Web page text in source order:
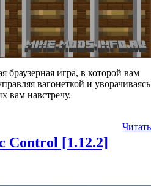
браузерная игра, в которой вам
вагонеткой и уворачиваясь
вам навстречу.
Читать
Control [1.12.2]